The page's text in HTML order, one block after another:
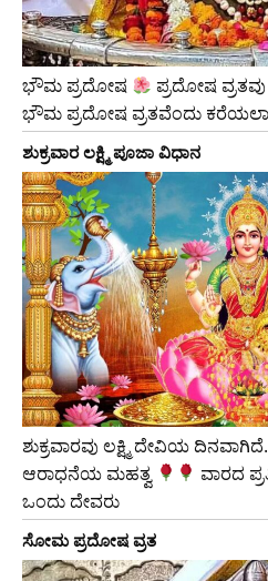
ಭೌಮ ಪ್ರದೋಷ
ಪ್ರದೋಷ
ಭೌಮ ಪ್ರದೋಷ ವ್ರತವೆಂದು
ಶುಕ್ರವಾರ ಲಕ್ಷ್ಮಿ ಪೂಜಾ ವಿಧಾನ
ಶುಕ್ರವಾರವು ಲಕ್ಷ್ಮಿ ದೇವಿಯ
ಆರಾಧನೆಯ ಮಹತ್ವ
ವಾರದ
ಒಂದು ದೇವರು
ಸೋಮ ಪ್ರದೋಷ ವ್ರತ